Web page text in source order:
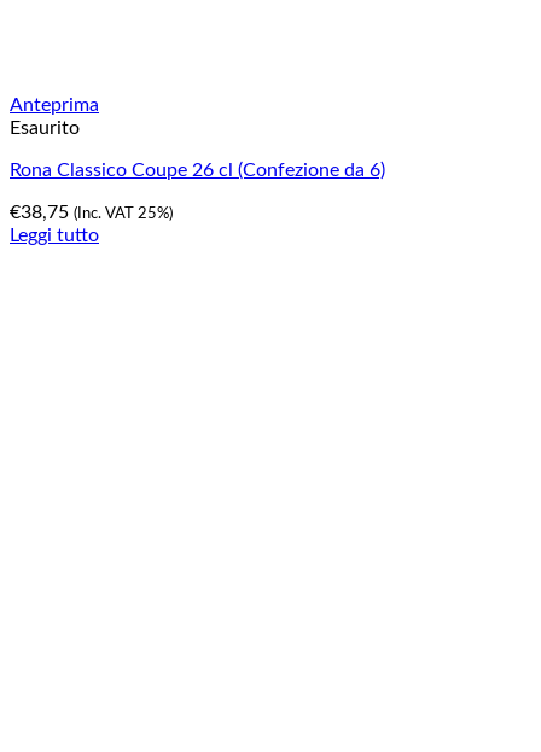
Anteprima
Esaurito
Rona Classico Coupe 26 cl (Confezione da 6)
€38,75 (Inc. VAT 25%)
Leggi tutto